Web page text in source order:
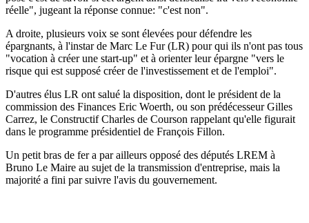
réelle", jugeant la réponse connue: "c'est non".
A droite, plusieurs voix se sont élevées pour défendre les
épargnants, à l'instar de Marc Le Fur (LR) pour qui ils n'ont pas tous
"vocation à créer une start-up" et à orienter leur épargne "vers le
risque qui est supposé créer de l'investissement et de l'emploi".
D'autres élus LR ont salué la disposition, dont le président de la
commission des Finances Eric Woerth, ou son prédécesseur Gilles
Carrez, le Constructif Charles de Courson rappelant qu'elle figurait
dans le programme présidentiel de François Fillon.
Un petit bras de fer a par ailleurs opposé des députés LREM à
Bruno Le Maire au sujet de la transmission d'entreprise, mais la
majorité a fini par suivre l'avis du gouvernement.